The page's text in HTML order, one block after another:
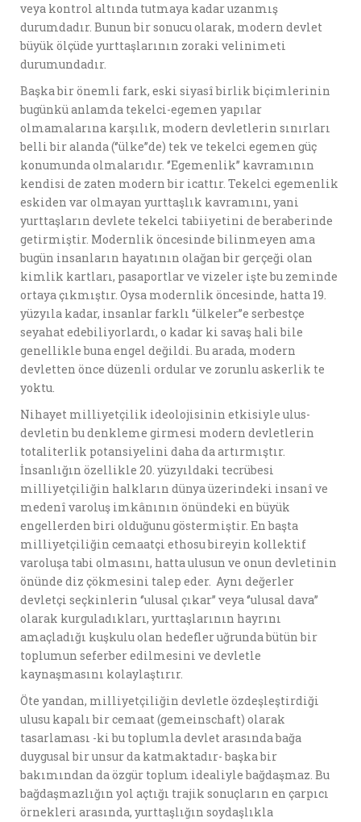
veya kontrol altında tutmaya kadar uzanmış
durumdadır. Bunun bir sonucu olarak, modern devlet
büyük ölçüde yurttaşlarının zoraki velinimeti
durumundadır.
Başka bir önemli fark, eski siyasî birlik biçimlerinin
bugünkü anlamda tekelci-egemen yapılar
olmamalarına karşılık, modern devletlerin sınırları
belli bir alanda (‘’ülke’’de) tek ve tekelci egemen güç
konumunda olmalarıdır. ‘’Egemenlik’’ kavramının
kendisi de zaten modern bir icattır. Tekelci egemenlik
eskiden var olmayan yurttaşlık kavramını, yani
yurttaşların devlete tekelci tabiiyetini de beraberinde
getirmiştir. Modernlik öncesinde bilinmeyen ama
bugün insanların hayatının olağan bir gerçeği olan
kimlik kartları, pasaportlar ve vizeler işte bu zeminde
ortaya çıkmıştır. Oysa modernlik öncesinde, hatta 19.
yüzyıla kadar, insanlar farklı ‘’ülkeler’’e serbestçe
seyahat edebiliyorlardı, o kadar ki savaş hali bile
genellikle buna engel değildi. Bu arada, modern
devletten önce düzenli ordular ve zorunlu askerlik te
yoktu.
Nihayet milliyetçilik ideolojisinin etkisiyle ulus-
devletin bu denkleme girmesi modern devletlerin
totaliterlik potansiyelini daha da artırmıştır.
İnsanlığın özellikle 20. yüzyıldaki tecrübesi
milliyetçiliğin halkların dünya üzerindeki insanî ve
medenî varoluş imkânının önündeki en büyük
engellerden biri olduğunu göstermiştir. En başta
milliyetçiliğin cemaatçi ethosu bireyin kollektif
varoluşa tabi olmasını, hatta ulusun ve onun devletinin
önünde diz çökmesini talep eder. Aynı değerler
devletçi seçkinlerin ‘’ulusal çıkar’’ veya ‘’ulusal dava’’
olarak kurguladıkları, yurttaşlarının hayrını
amaçladığı kuşkulu olan hedefler uğrunda bütün bir
toplumun seferber edilmesini ve devletle
kaynaşmasını kolaylaştırır.
Öte yandan, milliyetçiliğin devletle özdeşleştirdiği
ulusu kapalı bir cemaat (gemeinschaft) olarak
tasarlaması -ki bu toplumla devlet arasında bağa
duygusal bir unsur da katmaktadır- başka bir
bakımından da özgür toplum idealiyle bağdaşmaz. Bu
bağdaşmazlığın yol açtığı trajik sonuçların en çarpıcı
örnekleri arasında, yurttaşlığın soydaşlıkla